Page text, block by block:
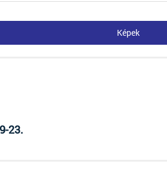
Képek
23.